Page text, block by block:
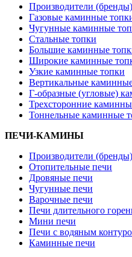
Производители (бренды)
Газовые каминные
Чугунные каминные
Стальные топки
Большие каминные
Широкие каминные
Узкие каминные топки
Вертикальные
Г-образные (угловые)
Трехсторонние
Тоннельные каминные
ПЕЧИ-КАМИНЫ
Производители (бренды)
Отопительные печи
Дровяные печи
Чугунные печи
Варочные печи
Печи длительного
Мини печи
Печи с водяным
Каминные печи